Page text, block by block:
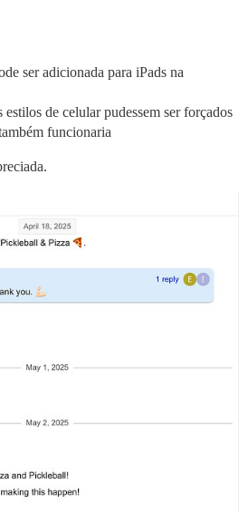
ser adicionada para iPads na
de celular pudessem ser forçados
funcionaria